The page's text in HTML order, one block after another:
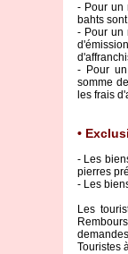
- Pour un
bahts
- Pour un
- Pour
somme
les frais
- Les
pierres
- Les
Les
Touristes